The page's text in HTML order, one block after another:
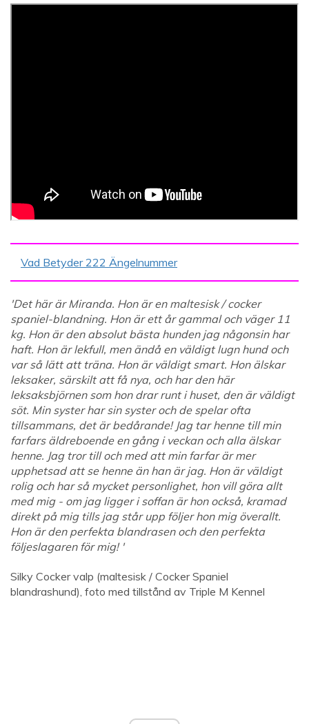
Vad Betyder 222 Ängelnummer
'Det här är Miranda. Hon är en maltesisk / cocker
spaniel-blandning. Hon är ett år gammal och väger 11
kg. Hon är den absolut bästa hunden jag någonsin har
haft. Hon är lekfull, men ändå en väldigt lugn hund och
var så lätt att träna. Hon är väldigt smart. Hon älskar
leksaker, särskilt att få nya, och har den här
leksaksbjörnen som hon drar runt i huset, den är väldigt
söt. Min syster har sin syster och de spelar ofta
tillsammans, det är bedårande! Jag tar henne till min
farfars äldreboende en gång i veckan och alla älskar
henne. Jag tror till och med att min farfar är mer
upphetsad att se henne än han är jag. Hon är väldigt
rolig och har så mycket personlighet, hon vill göra allt
med mig - om jag ligger i soffan är hon också, kramad
direkt på mig tills jag står upp följer hon mig överallt.
Hon är den perfekta blandrasen och den perfekta
följeslagaren för mig! '
Silky Cocker valp (maltesisk / Cocker Spaniel
blandrashund), foto med tillstånd av Triple M Kennel